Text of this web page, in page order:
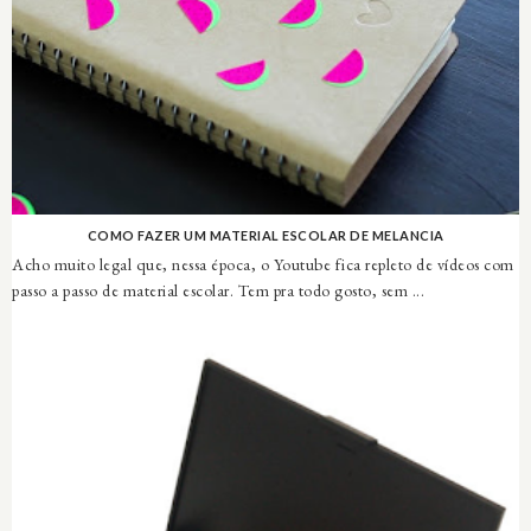
COMO FAZER UM MATERIAL ESCOLAR DE MELANCIA
Acho muito legal que, nessa época, o Youtube fica repleto de vídeos com
passo a passo de material escolar. Tem pra todo gosto, sem ...